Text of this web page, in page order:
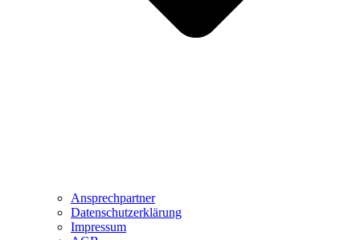
Ansprechpartner
Datenschutzerklärung
Impressum